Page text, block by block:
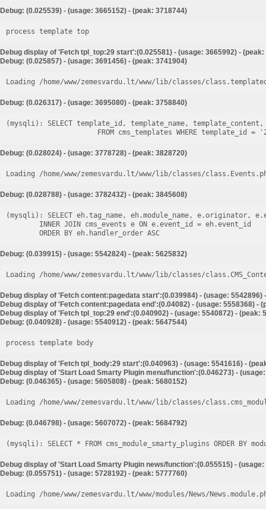
Debug: (0.025539) - (usage: 3665152) - (peak: 3718744)
process template top
Debug display of 'Fetch tpl_top:29 start':(0.025581) - (usage: 3665992) - (peak:
Debug: (0.025857) - (usage: 3691456) - (peak: 3741904)
Loading /home/www/zemesvardu.lt/www/lib/classes/
Debug: (0.026317) - (usage: 3695080) - (peak: 3758840)
(mysqli): SELECT template_id, template_name,
Debug: (0.028024) - (usage: 3778728) - (peak: 3828720)
Loading /home/www/zemesvardu.lt/www/lib/classes/
Debug: (0.028788) - (usage: 3782432) - (peak: 3845608)
(mysqli): SELECT eh.tag_name, eh.module_name, e.originator,
Debug: (0.039915) - (usage: 5542824) - (peak: 5625832)
Loading /home/www/zemesvardu.lt/www/lib/classes/
Debug display of 'Fetch content:pagedata start':(0.039984) - (usage: 5542896)
Debug display of 'Fetch content:pagedata end':(0.04082) - (usage: 5558368) -
Debug display of 'Fetch tpl_top:29 end':(0.040902) - (usage: 5540872) - (peak:
Debug: (0.040928) - (usage: 5540912) - (peak: 5647544)
process template body
Debug display of 'Fetch tpl_body:29 start':(0.040963) - (usage: 5541616) -
Debug display of 'Start Load Smarty Plugin menu/function':(0.046273) -
Debug: (0.046365) - (usage: 5605808) - (peak: 5680152)
Loading /home/www/zemesvardu.lt/www/lib/classes/
Debug: (0.046798) - (usage: 5607072) - (peak: 5684792)
Debug display of 'Start Load Smarty Plugin news/function':(0.055515) -
Debug: (0.055751) - (usage: 5728192) - (peak: 5777760)
Loading /home/www/zemesvardu.lt/www/modules/News/